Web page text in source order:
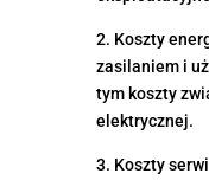
2. Koszty
zasilaniem i
tym koszty
elektrycznej.
3. Koszty